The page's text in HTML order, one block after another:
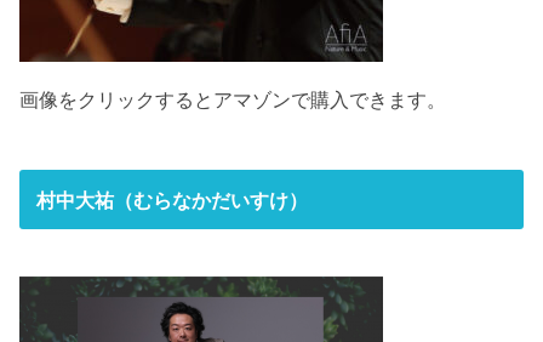
画像をクリックするとアマゾンで購入できます。
村中大祐（むらなかだいすけ）